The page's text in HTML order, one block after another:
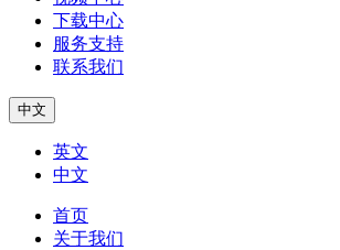
下载中心
服务支持
联系我们
中文
英文
中文
首页
关于我们